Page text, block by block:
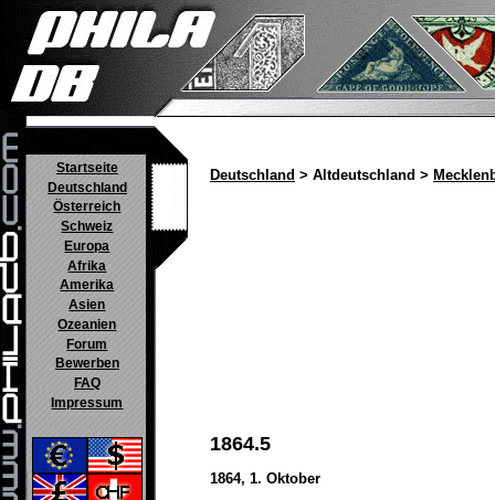
Startseite
Deutschland
Österreich
Schweiz
Europa
Afrika
Amerika
Asien
Ozeanien
Forum
Bewerben
FAQ
Impressum
Deutschland > Altdeutschland >
1864.5
1864, 1. Oktober